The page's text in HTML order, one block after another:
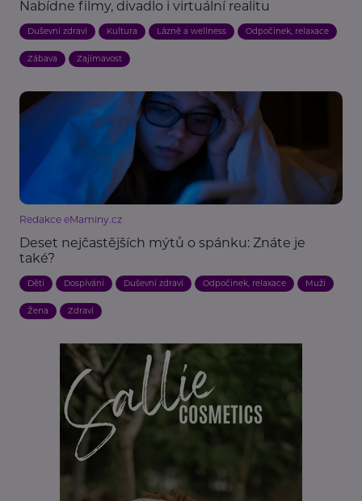
Nabídne filmy, divadlo i virtuální realitu
Duševní zdraví Kultura Lázně a wellness Odpočinek, relaxace
Zábava Zajímavost
Redakce eMaminy.cz
Deset nejčastějších mýtů o spánku: Znáte je
také?
Děti Dospívání Duševní zdraví Odpočinek, relaxace Muži
Žena Zdraví